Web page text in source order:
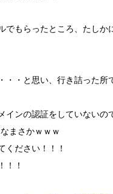
でもらったところ、たしか
・・と思い、行き詰った所
インの認証をしていないの
まさかｗｗｗ
ください！！！
！！